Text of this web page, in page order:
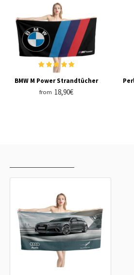
BMW M Power Strandtücher
from 18,90€